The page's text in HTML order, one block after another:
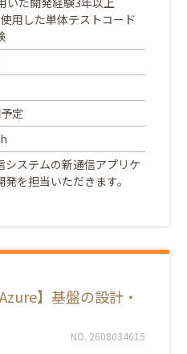
用した単体テストコード
定
システムの新通信アプリケ
を担当いただきます。
】基盤の設計・
NO. 2608034615